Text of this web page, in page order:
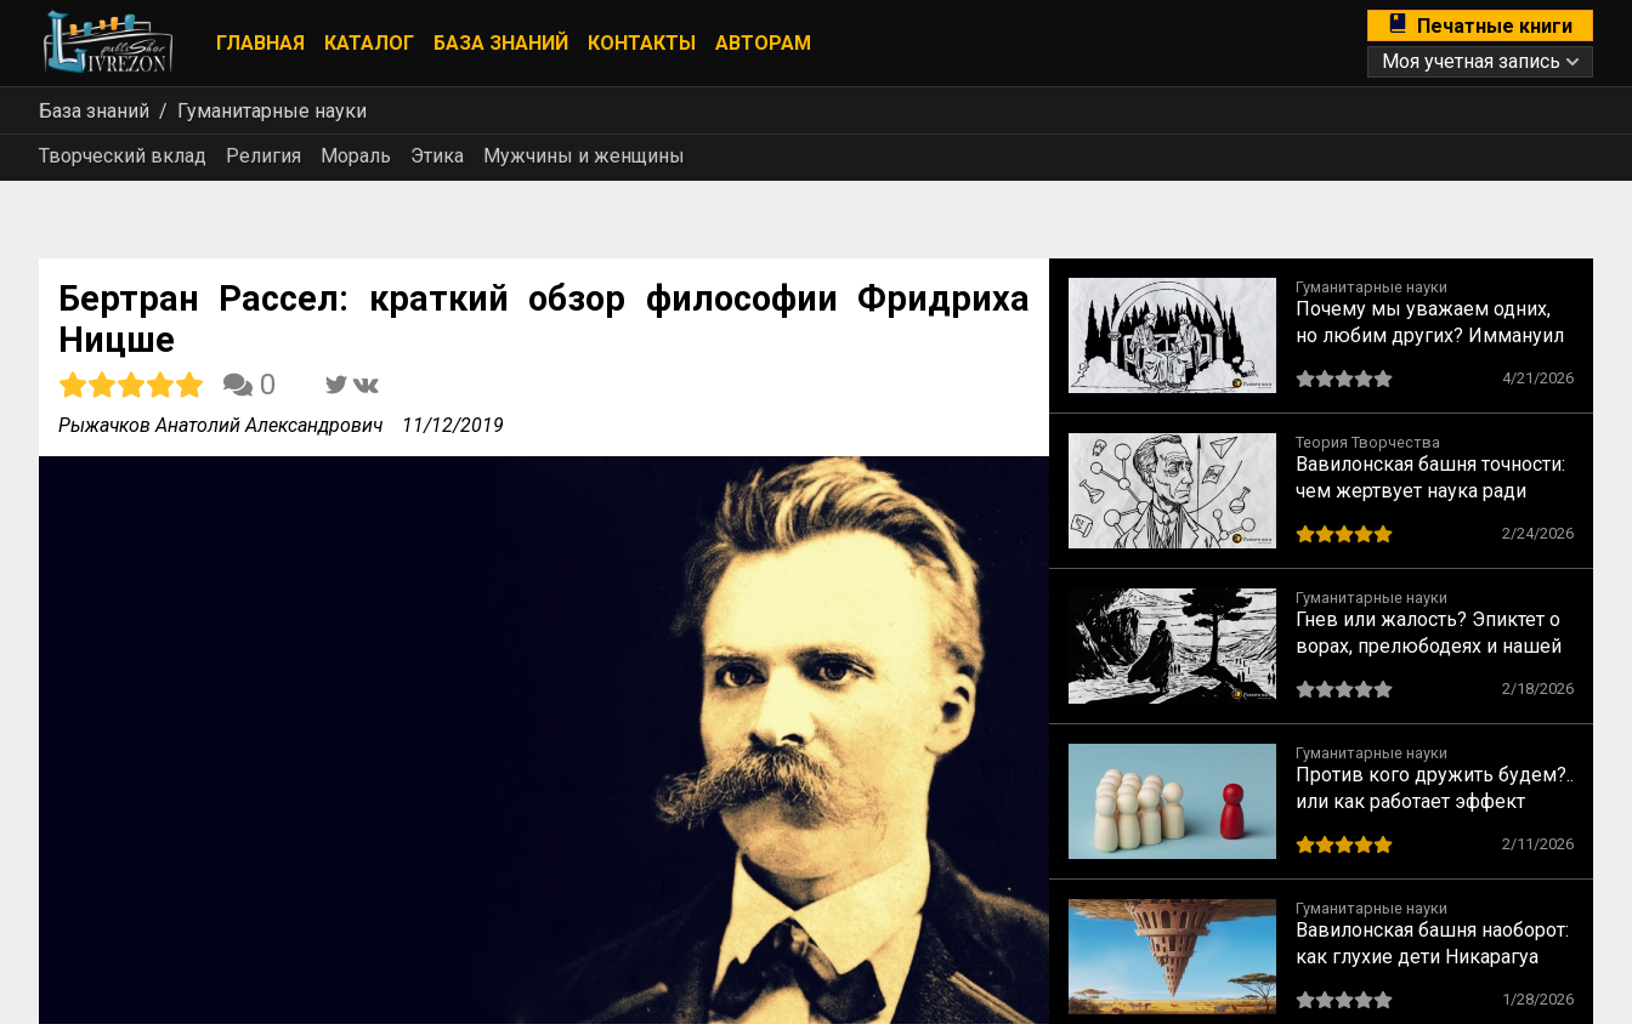
ГЛАВНАЯ КАТАЛОГ БАЗА ЗНАНИЙ КОНТАКТЫ АВТОРАМ
Печатные книги
Моя учетная запись
База знаний
Гуманитарные науки
Творческий вклад
Религия Мораль Этика Мужчины и женщины
Бертран Рассел: краткий обзор философии Фридриха
Ницше
0
Рыжачков Анатолий Александрович 11/12/2019
Гуманитарные науки
Почему мы уважаем одних,
но любим других? Иммануил
возвышенного и прекрасного
4/21/2026
Теория Творчества
Вавилонская башня точности:
чем жертвует наука ради
2/24/2026
Гуманитарные науки
Гнев или жалость? Эпиктет о
ворах, прелюбодеях и нашей
2/18/2026
Гуманитарные науки
Против кого дружить будем?..
или как работает эффект
2/11/2026
Гуманитарные науки
Вавилонская башня наоборот:
как глухие дети Никарагуа
было (и как на их примере1/28/2026